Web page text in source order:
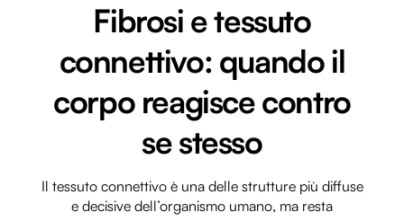
Fibrosi e tessuto
connettivo: quando il
corpo reagisce contro
se stesso
Il tessuto connettivo è una delle strutture più diffuse
e decisive dell’organismo umano, ma resta